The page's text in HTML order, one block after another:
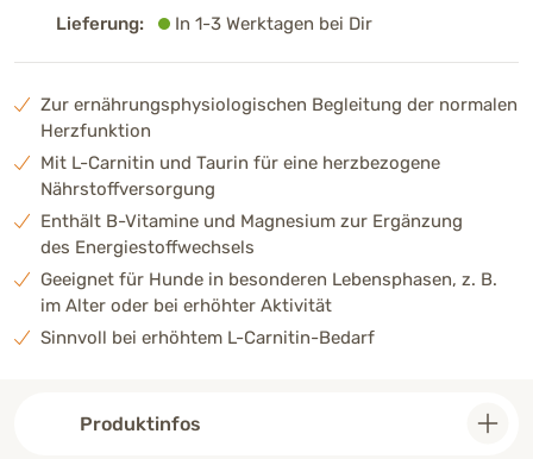
Zur ernährungsphysiologischen Begleitung der normalen
Herzfunktion
Mit L-Carnitin und Taurin für eine herzbezogene
Nährstoffversorgung
Enthält B-Vitamine und Magnesium zur Ergänzung
des Energiestoffwechsels
Geeignet für Hunde in besonderen Lebensphasen, z. B.
im Alter oder bei erhöhter Aktivität
Sinnvoll bei erhöhtem L-Carnitin-Bedarf
Lieferung: In 1-3 Werktagen bei Dir
Produktinfos